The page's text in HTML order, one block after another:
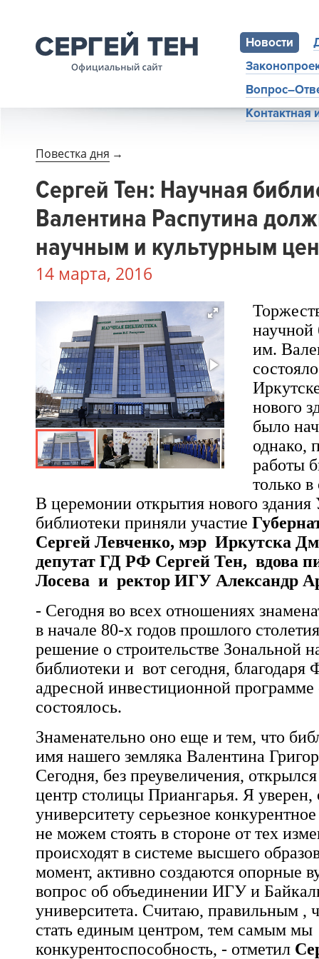
Новости
Повестка дня →
Сергей Тен: Научная
Валентина Распутина
научным и культурным
14 марта, 2016
им.
нового
было
однако,
работы
только в
В церемонии открытия нового здания
библиотеки приняли участие
Сергей Левченко, мэр Иркутска
депутат ГД РФ Сергей Тен, вдова
Лосева и ректор ИГУ Александр
- Сегодня во всех отношениях
в начале 80-х годов прошлого
решение о строительстве Зональной
библиотеки и вот сегодня, благодаря
адресной инвестиционной программе
состоялось.
Знаменательно оно еще и тем, что
имя нашего земляка Валентина
Сегодня, без преувеличения,
центр столицы Приангарья. Я уверен,
университету серьезное
не можем стоять в стороне от тех
происходят в системе высшего
момент, активно создаются опорные
вопрос об объединении ИГУ и
университета. Считаю, правильным ,
стать единым центром, тем самым
конкурентоспособность, - отметил